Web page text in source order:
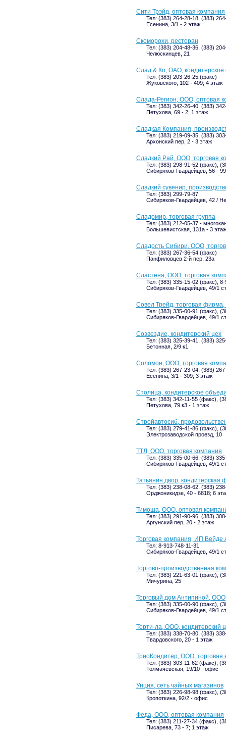
Сити Трэйд, оптовая компания
Тел: (383) 264-28-18, (383)
Есенина, 3/1 - 2 этаж
Скоморохи, ресторан
Тел: (383) 204-48-36, (383)
Челюскинцев, 21
Слад & Ко, ОАО,
Тел: (383) 203-26-25 (факс)
Жуковского, 102 - 409; 4 этаж
Слада-Регион, ООО, оптовая
Тел: (383) 342-26-40, (383)
Петухова, 69 - 2; 1 этаж
Сладкая Компания,
Тел: (383) 219-09-35, (383)
Архонский пер, 2 - 3 этаж
Сладкий Рай, ООО, торговая
Тел: (383) 298-91-52 (факс),
Сибиряков-Гвардейцев, 56 -
Сладкий сувенир,
Тел: (383) 299-79-87
Сибиряков-Гвардейцев, 42 /
Сладомир, торговая группа
Тел: (383) 212-05-37 -
Большевистская, 131а - 3 этаж
Сладость Сибири, ООО,
Тел: (383) 267-36-54 (факс)
Панфиловцев 2-й пер, 23а
Сластена, ООО, торговая
Тел: (383) 335-15-02 (факс),
Сибиряков-Гвардейцев, 49/1
Совел Трейд, торговая
Тел: (383) 335-00-91 (факс),
Сибиряков-Гвардейцев, 49/1
Созвездие, кондитерский цех
Тел: (383) 325-39-41, (383)
Бетонная, 2/9 к1
Соломон, ООО, торговая
Тел: (383) 267-23-04, (383)
Есенина, 3/1 - 309; 3 этаж
Столица, кондитерское
Тел: (383) 342-11-55 (факс),
Петухова, 79 к3 - 1 этаж
Стройавтосиб,
Тел: (383) 279-41-86 (факс),
Электрозаводской проезд, 10
ТТЛ, ООО, торговая компания
Тел: (383) 335-00-66, (383)
Сибиряков-Гвардейцев, 49/1
Татьянин двор, кондитерская
Тел: (383) 238-08-62, (383)
Орджоникидзе, 40 - 6818; 6
Тимоша, ООО, оптовая
Тел: (383) 291-90-96, (383)
Аргунский пер, 20 - 2 этаж
Торговая компания, ИП Вейде
Тел: 8-913-748-11-31
Сибиряков-Гвардейцев, 49/1
Торгово-производственная
Тел: (383) 221-63-01 (факс),
Мичурина, 25
Торговый дом Антипиной, ООО
Тел: (383) 335-00-90 (факс),
Сибиряков-Гвардейцев, 49/1
Торти-ла, ООО, кондитерский
Тел: (383) 338-70-80, (383)
Твардовского, 20 - 1 этаж
ТриоКондитер, ООО, торговая
Тел: (383) 303-11-62 (факс),
Толмачевская, 19/10 - офис
Унция, сеть чайных магазинов
Тел: (383) 226-98-98 (факс),
Кропоткина, 92/2 - офис
Феда, ООО, оптовая компания
Тел: (383) 211-27-34 (факс),
Писарева, 73 - 7; 1 этаж